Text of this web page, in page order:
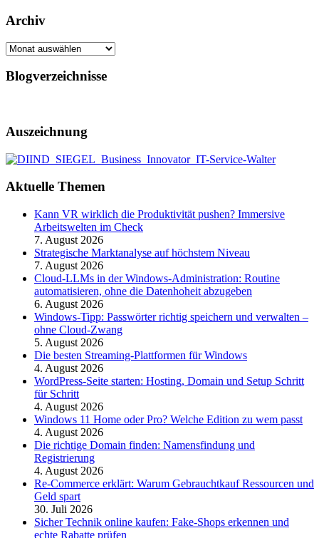
Archiv
Archiv
Blogverzeichnisse
Auszeichnung
Aktuelle Themen
Kann VR wirklich die Produktivität pushen? Immersive
Arbeitswelten im Check
7. August 2026
Strategische Marktanalyse auf höchstem Niveau
7. August 2026
Cloud-LLMs in der Windows-Administration: Routine
automatisieren, ohne die Datenhoheit abzugeben
6. August 2026
Windows-Tipp: Passwörter richtig speichern und verwalten –
ohne Cloud-Zwang
5. August 2026
Die besten Streaming-Plattformen für Windows
4. August 2026
WordPress-Seite starten: Hosting, Domain und Setup Schritt
für Schritt
4. August 2026
Windows 11 Home oder Pro? Welche Edition zu wem passt
4. August 2026
Die richtige Domain finden: Namensfindung und
Registrierung
4. August 2026
Re-Commerce erklärt: Warum Gebrauchtkauf Ressourcen und
Geld spart
30. Juli 2026
Sicher Technik online kaufen: Fake-Shops erkennen und
echte Rabatte prüfen